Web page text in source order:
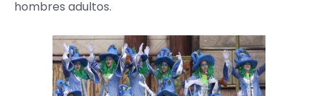
hombres adultos.